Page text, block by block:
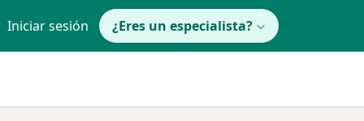
Iniciar sesión ¿Eres un especialista?